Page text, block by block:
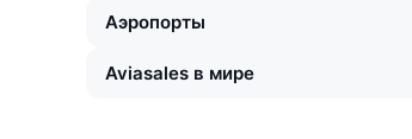
Аэропорты
Aviasales в мире